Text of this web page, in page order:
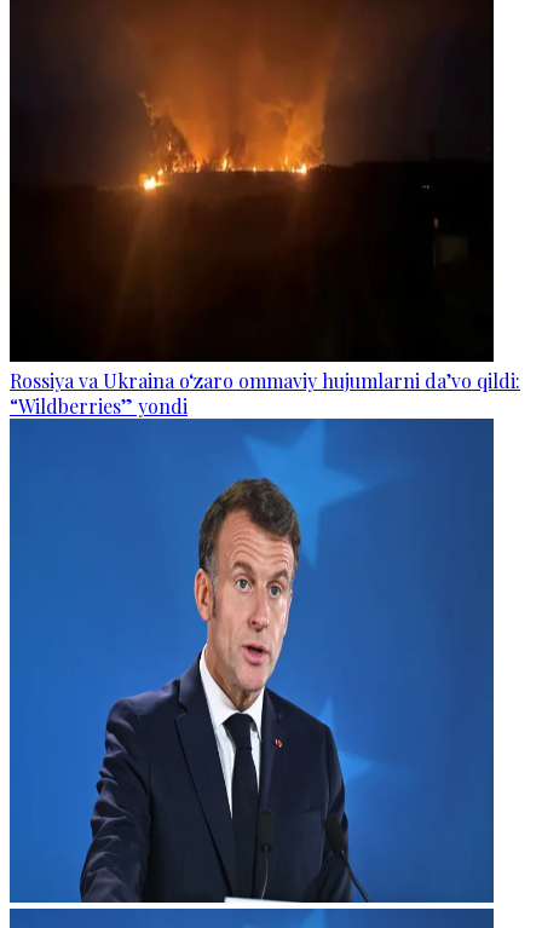
Rossiya va Ukraina o‘zaro ommaviy hujumlarni da’vo qildi:
“Wildberries” yondi